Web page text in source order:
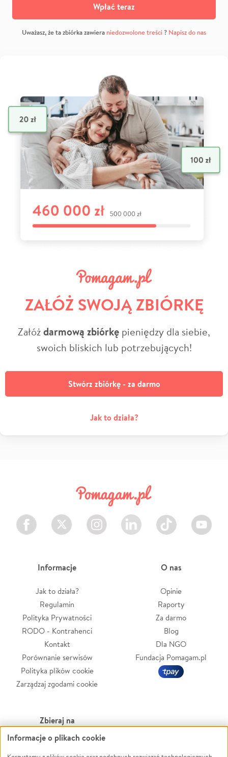
Wpłać teraz
Uważasz, że ta zbiórka zawiera niedozwolone treści? Napisz do nas
ZAŁÓŻ SWOJĄ ZBIÓRKĘ
Załóżdarmową zbiórkę pieniędzy dla siebie,
swoich bliskich lub potrzebujących!
Stwórz zbiórkę - za darmo
Jak to działa?
Facebook Twitter Instagram LinkedIn TikTok Youtube
Informacje
Jak to działa?
Regulamin
Polityka Prywatności
RODO - Kontrahenci
Kontakt
Porównanie serwisów
Polityka plików cookie
Zarządzaj zgodami cookie
O nas
Opinie
Raporty
Za darmo
Blog
Dla NGO
Fundacja Pomagam.pl
Zbieraj na
Leczenie
Informacje o plikach cookie